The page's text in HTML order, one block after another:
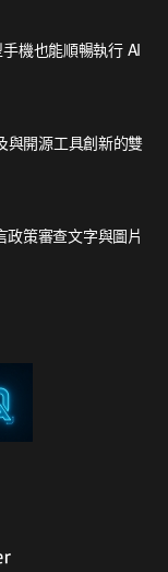
機也能順暢執行 AI
與開源工具創新的雙
政策審查文字與圖片